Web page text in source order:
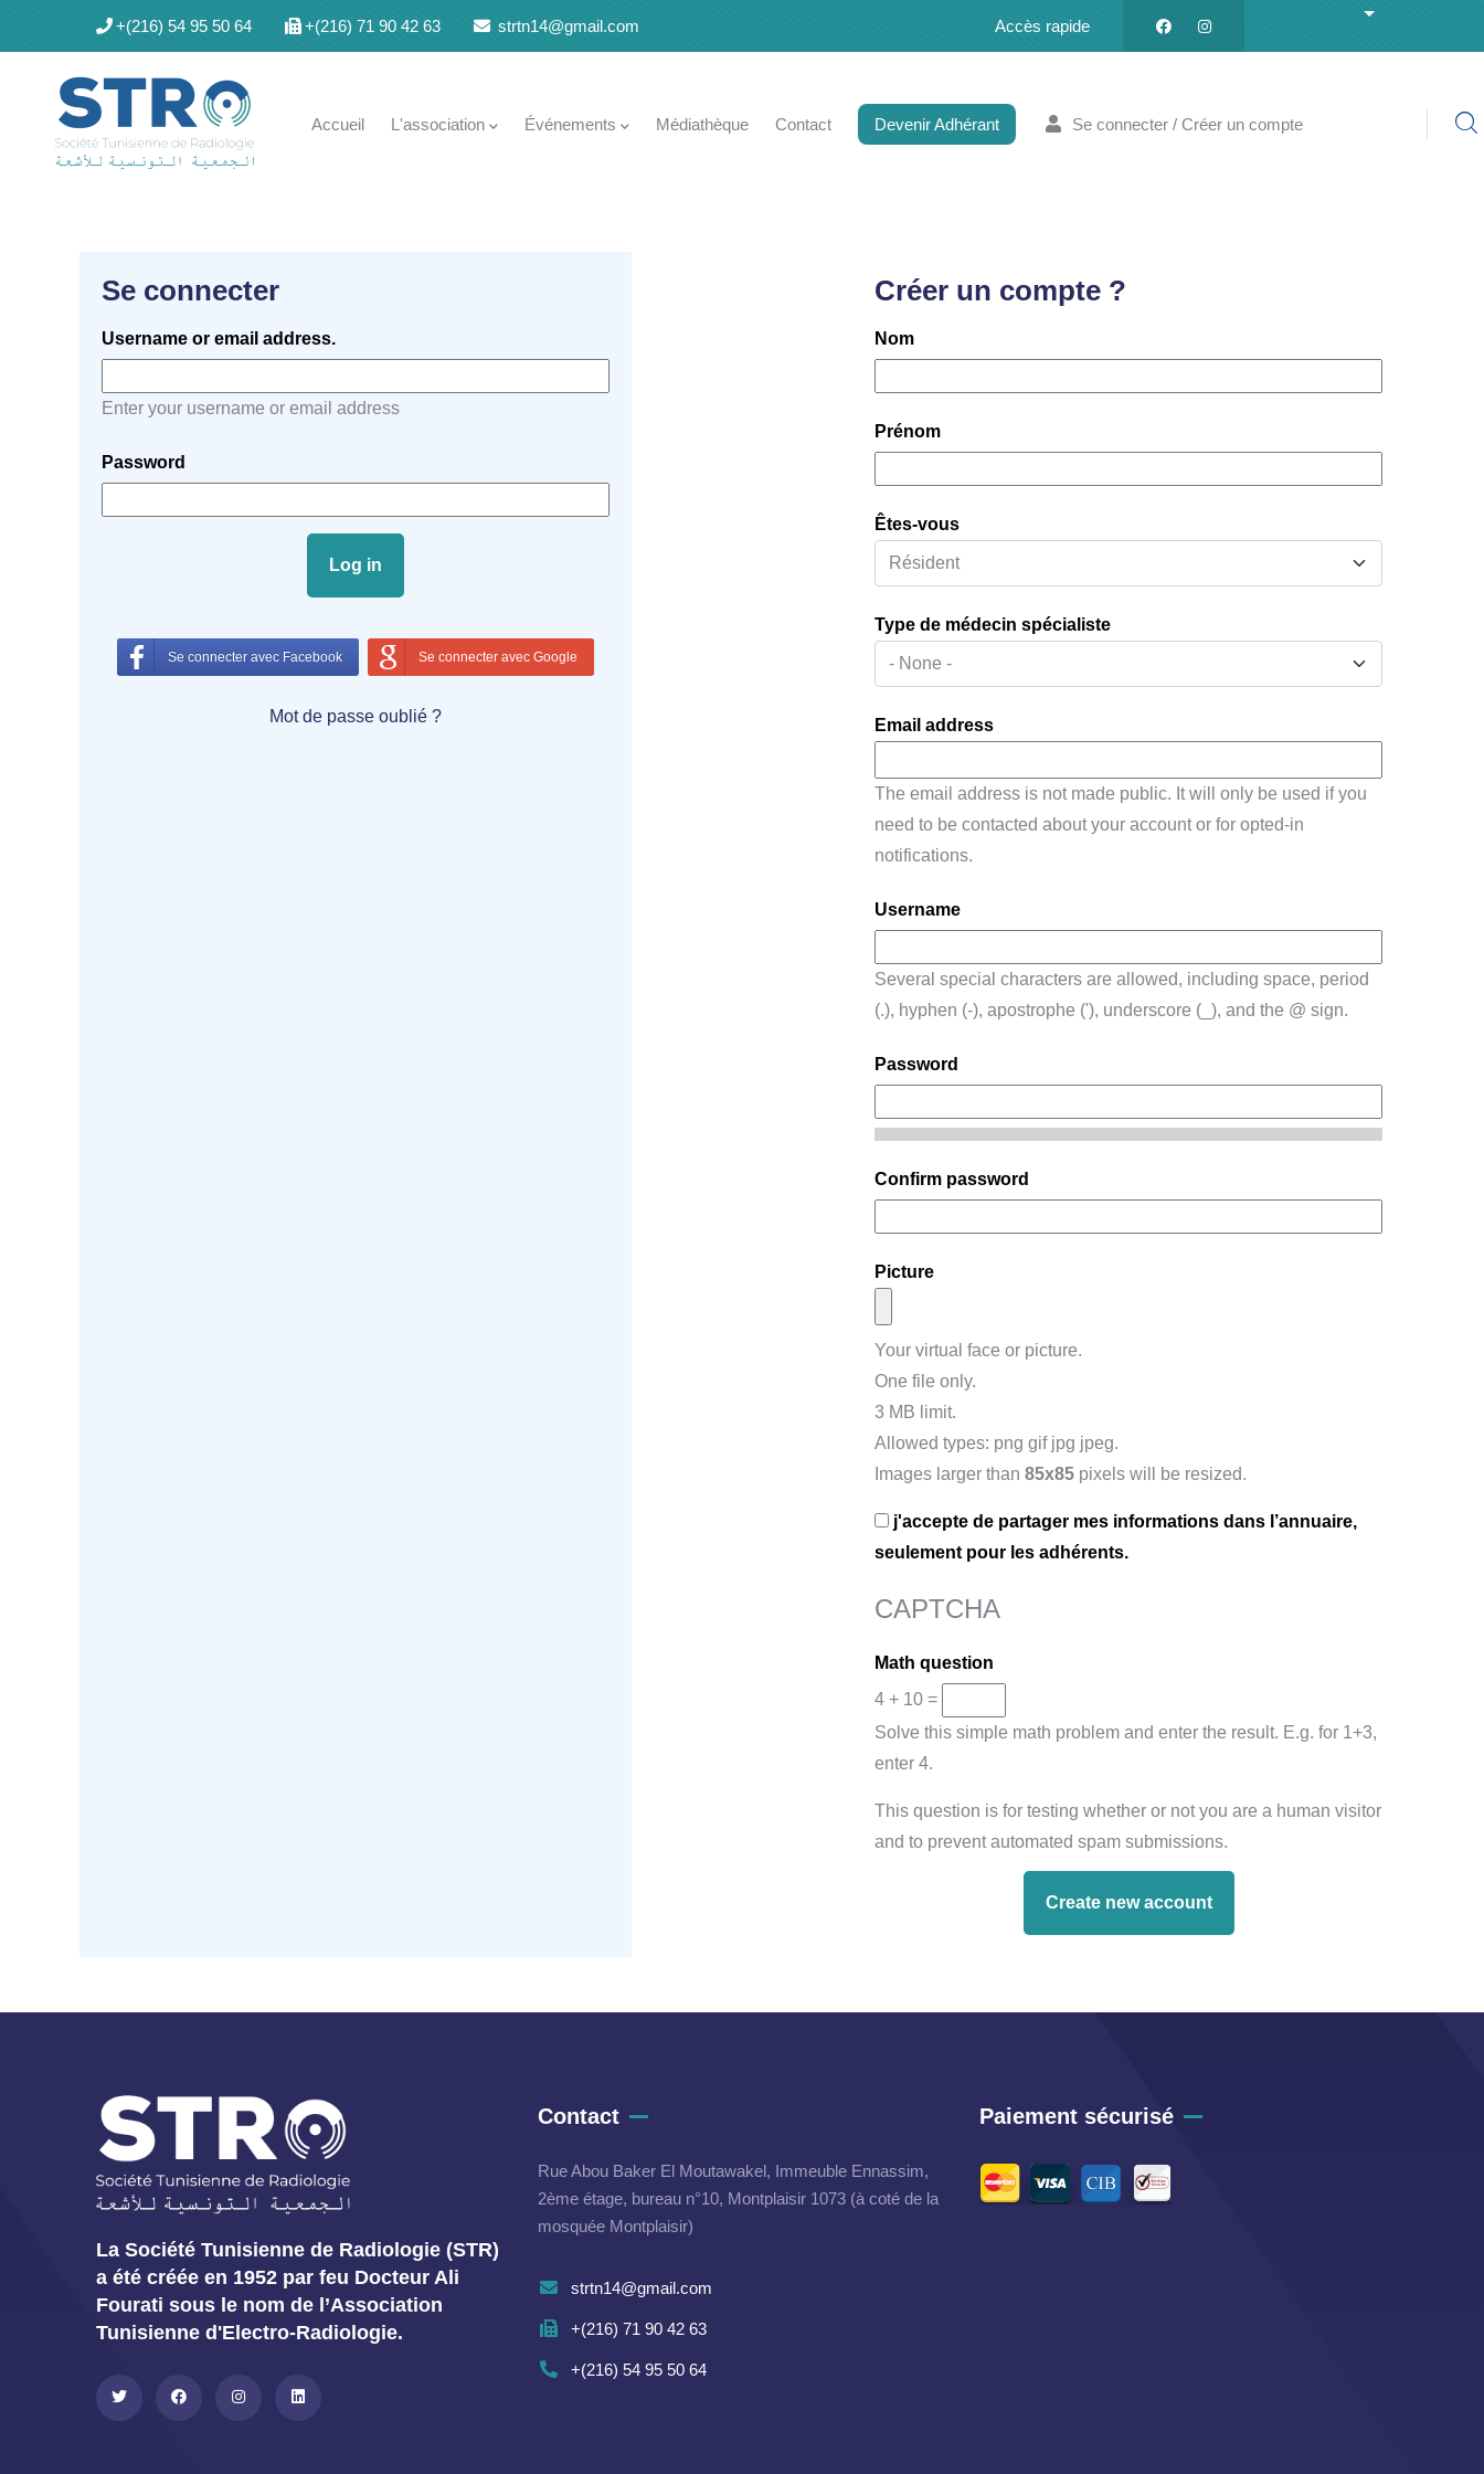
Skip to main content
+(216) 54 95 50 64 +(216) 71 90 42 63 strtn14@gmail.com Accès rapide
List additional
Accueil L'association Événements Médiathèque Contact Devenir Adhérant Se connecter / Créer un compte
Se connecter
Username or email address.
Enter your username or email address
Password
Se connecter avec Facebook Se connecter avec Google
Mot de passe oublié ?
Créer un compte ?
Nom
Prénom
Êtes-vous
Type de médecin spécialiste
Email address
The email address is not made public. It will only be used if you
need to be contacted about your account or for opted-in
notifications.
Username
Several special characters are allowed, including space, period
(.), hyphen (-), apostrophe ('), underscore (_), and the @ sign.
Password
Confirm password
Picture
Your virtual face or picture.
One file only.
3 MB limit.
Allowed types: png gif jpg jpeg.
Images larger than 85x85 pixels will be resized.
j'accepte de partager mes informations dans l’annuaire,
seulement pour les adhérents.
CAPTCHA
Math question
4 + 10 =
Solve this simple math problem and enter the result. E.g. for 1+3,
enter 4.
This question is for testing whether or not you are a human visitor
and to prevent automated spam submissions.
La Société Tunisienne de Radiologie (STR)
a été créée en 1952 par feu Docteur Ali
Fourati sous le nom de l’Association
Tunisienne d'Electro-Radiologie.
Contact
Rue Abou Baker El Moutawakel, Immeuble Ennassim,
2ème étage, bureau n°10, Montplaisir 1073 (à coté de la
mosquée Montplaisir)
strtn14@gmail.com
+(216) 71 90 42 63
+(216) 54 95 50 64
Paiement sécurisé